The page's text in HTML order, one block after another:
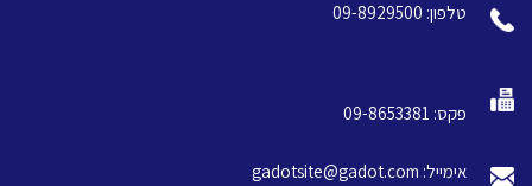
טלפון: 09-8929500
פקס: 09-8653381
אימייל: gadotsite@gadot.com